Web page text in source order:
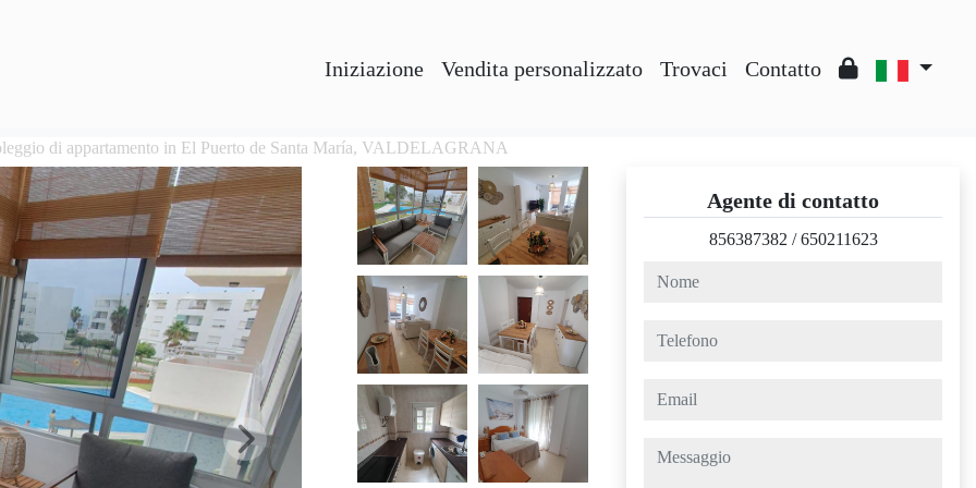
Iniziazione Vendita personalizzato Trovaci Contatto
di appartamento in El Puerto de Santa María, VALDELAGRANA
Agente di contatto
856387382 /650211623
nome
telefono
email
messaggio